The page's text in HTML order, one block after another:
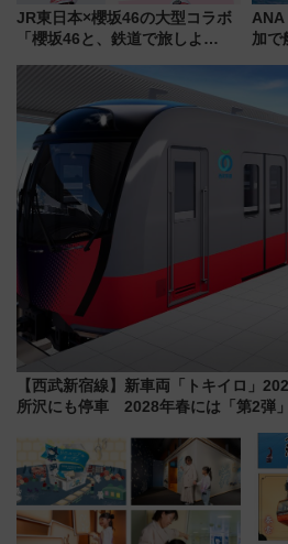
JR東日本×櫻坂46の大型コラボ
「櫻坂46と、鉄道で旅しよ
ANA
加で
治
【西武新宿線】新車両「トキイロ」
所沢にも停車 2028年春には「第2弾